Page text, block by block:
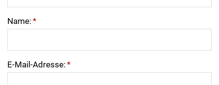
Name: *
E-Mail-Adresse: *